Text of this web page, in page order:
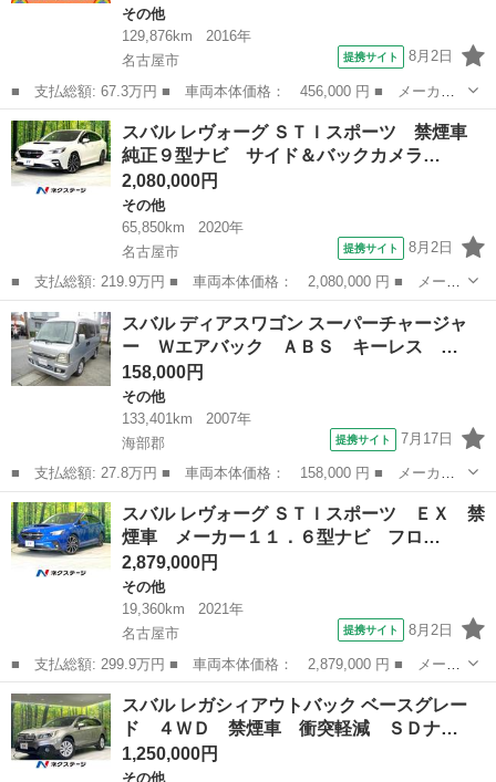
その他
129,876km
2016年
名古屋市
提携サイト 8月2日
■ 支払総額: 67.3万円 ■ 車両本体価格： 456,000 円 ■ メーカー
名： スバル ■ 車種名： レヴォーグ ■ グレード名： １．６Ｇ
Ｔアイサイト ☆ターボ車☆４ＷＤ☆アイサイトｖｅｒ３☆ナビ☆バ
ックカメラ☆...
愛知 名古屋市
スバル レヴォーグ ＳＴＩスポーツ 禁煙車
純正９型ナビ サイド＆バックカメラ…
2,080,000円
その他
65,850km
2020年
名古屋市
提携サイト 8月2日
■ 支払総額: 219.9万円 ■ 車両本体価格： 2,080,000 円 ■ メーカ
ー名： スバル ■ 車種名： レヴォーグ ■ グレード名： ＳＴＩ
スポーツ 禁煙車 純正９型ナビ サイド＆バックカメラ レザーシ
ート 衝...
愛知 名古屋市 その他
スバル ディアスワゴン スーパーチャージャ
ー Ｗエアバック ＡＢＳ キーレス …
158,000円
その他
133,401km
2007年
海部郡
提携サイト 7月17日
■ 支払総額: 27.8万円 ■ 車両本体価格： 158,000 円 ■ メーカー
名： スバル ■ 車種名： ディアスワゴン ■ グレード名： スー
パーチャージャー Ｗエアバック ＡＢＳ キーレス 社外メモリー
ナビ ワンゼ...
愛知 海部郡
スバル レヴォーグ ＳＴＩスポーツ ＥＸ 禁
煙車 メーカー１１．６型ナビ フロ…
2,879,000円
その他
19,360km
2021年
名古屋市
提携サイト 8月2日
■ 支払総額: 299.9万円 ■ 車両本体価格： 2,879,000 円 ■ メーカ
ー名： スバル ■ 車種名： レヴォーグ ■ グレード名： ＳＴＩ
スポーツ ＥＸ 禁煙車 メーカー１１．６型ナビ フロント・サイ
ド・バッ...
愛知 名古屋市
スバル レガシィアウトバック ベースグレー
ド ４ＷＤ 禁煙車 衝突軽減 ＳＤナ…
1,250,000円
その他